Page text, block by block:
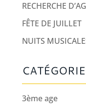
RECHERCHE
FÊTE DE JUILLET
NUITS
3ème age